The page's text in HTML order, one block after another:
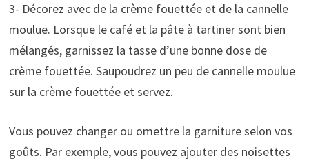
3- Décorez avec de la crème fouettée et de la cannelle
moulue. Lorsque le café et la pâte à tartiner sont bien
mélangés, garnissez la tasse d’une bonne dose de
crème fouettée. Saupoudrez un peu de cannelle moulue
sur la crème fouettée et servez.
Vous pouvez changer ou omettre la garniture selon vos
goûts. Par exemple, vous pouvez ajouter des noisettes